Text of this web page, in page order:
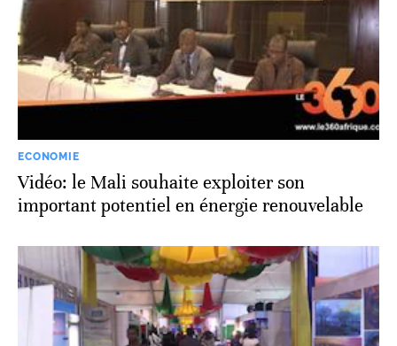
ECONOMIE
Vidéo: le Mali souhaite exploiter son
important potentiel en énergie renouvelable